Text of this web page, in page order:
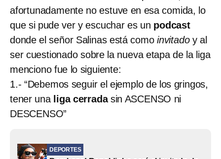
afortunadamente no estuve en esa comida, lo
que si pude ver y escuchar es un podcast
donde el señor Salinas está como invitado y al
ser cuestionado sobre la nueva etapa de la liga
menciono fue lo siguiente:
1.- “Debemos seguir el ejemplo de los gringos,
tener una liga cerradasin ASCENSO ni
DESCENSO”
DEPORTES